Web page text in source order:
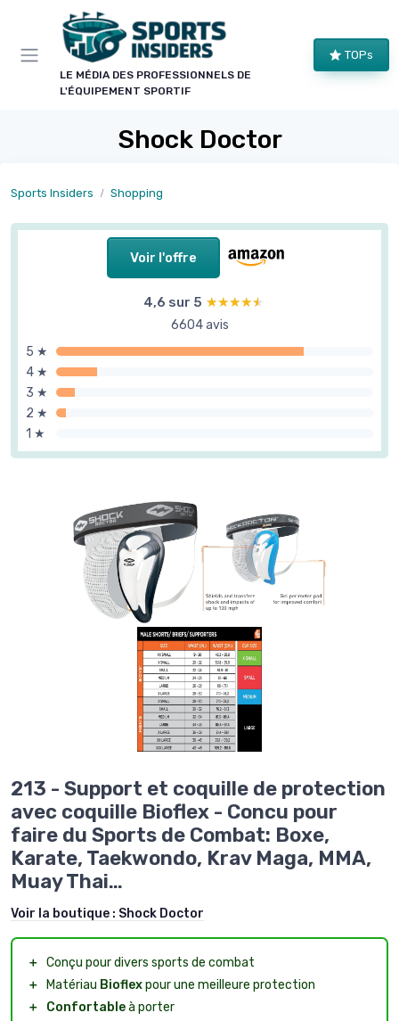
LE MÉDIA DES PROFESSIONNELS DE
L'ÉQUIPEMENT SPORTIF
TOPs
Shock Doctor
Sports Insiders Shopping
Voir l'offre
4,6 sur 5 ★★★★★
★★★★★
6604 avis
5 ★
4 ★
3 ★
2 ★
1 ★
213 - Support et coquille de protection
avec coquille Bioflex - Concu pour
faire du Sports de Combat: Boxe,
Karate, Taekwondo, Krav Maga, MMA,
Muay Thai…
Voir la boutique : Shock Doctor
＋ Conçu pour divers sports de combat
＋ Matériau Bioflexpour une meilleure protection
＋
Confortableà porter
Panneau de gestion des cookies